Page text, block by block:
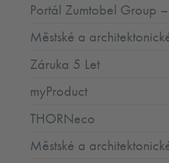
Portál Zumtobel Group
Městské a
Záruka 5 Let
myProduct
THORNeco
Městské a